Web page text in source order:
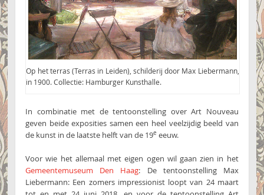
Op het terras (Terras in Leiden), schilderij door Max Liebermann,
in 1900. Collectie: Hamburger Kunsthalle.
In combinatie met de tentoonstelling over Art Nouveau
geven beide exposities samen een heel veelzijdig beeld van
de kunst in de laatste helft van de 19e eeuw.
Voor wie het allemaal met eigen ogen wil gaan zien in het
Gemeentemuseum Den Haag: De tentoonstelling Max
Liebermann: Een zomers impressionist loopt van 24 maart